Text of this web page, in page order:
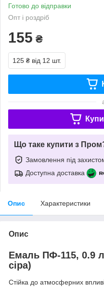
Готово до відправки
Опт і роздріб
155 ₴
125 ₴ від 12 шт.
Що таке купити з
Замовлення під
Доступна доставка
Опис Характеристики
Опис
Емаль ПФ-115, 0.9
сіра)
Стійка до атмосферних